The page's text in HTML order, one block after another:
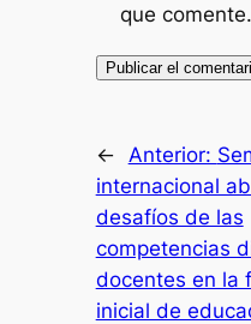
que comente.
← Anterior:
internacional
desafíos de las
competencias
docentes en la
inicial de